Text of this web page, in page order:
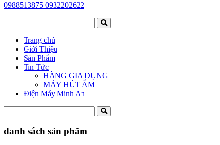
0988513875 0932202622
Trang chủ
Giới Thiệu
Sản Phẩm
Tin Tức
HÀNG GIA DỤNG
MÁY HÚT ẨM
Điện Máy Minh An
danh sách sản phẩm